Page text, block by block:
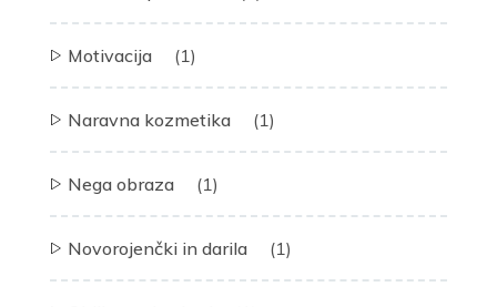
Motivacija (1)
Naravna kozmetika (1)
Nega obraza (1)
Novorojenčki in darila (1)